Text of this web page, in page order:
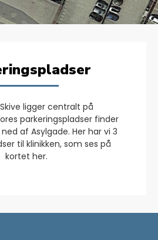
ligger centralt på
parkeringspladser finder
af Asylgade. Her har vi 3
til klinikken, som ses på
kortet her.